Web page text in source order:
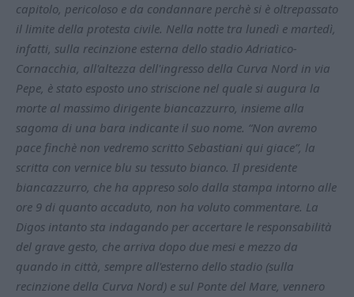
capitolo, pericoloso e da condannare perchè si è oltrepassato
il limite della protesta civile. Nella notte tra lunedì e martedì,
infatti, sulla recinzione esterna dello stadio Adriatico-
Cornacchia, all'altezza dell'ingresso della Curva Nord in via
Pepe, è stato esposto uno striscione nel quale si augura la
morte al massimo dirigente biancazzurro, insieme alla
sagoma di una bara indicante il suo nome. “Non avremo
pace finchè non vedremo scritto Sebastiani qui giace”, la
scritta con vernice blu su tessuto bianco. Il presidente
biancazzurro, che ha appreso solo dalla stampa intorno alle
ore 9 di quanto accaduto, non ha voluto commentare. La
Digos intanto sta indagando per accertare le responsabilità
del grave gesto, che arriva dopo due mesi e mezzo da
quando in città, sempre all'esterno dello stadio (sulla
recinzione della Curva Nord) e sul Ponte del Mare, vennero